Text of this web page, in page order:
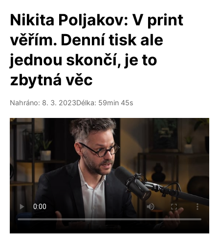
Nikita Poljakov: V print
věřím. Denní tisk ale
jednou skončí, je to
zbytná věc
Nahráno: 8. 3. 2023Délka: 59min 45s